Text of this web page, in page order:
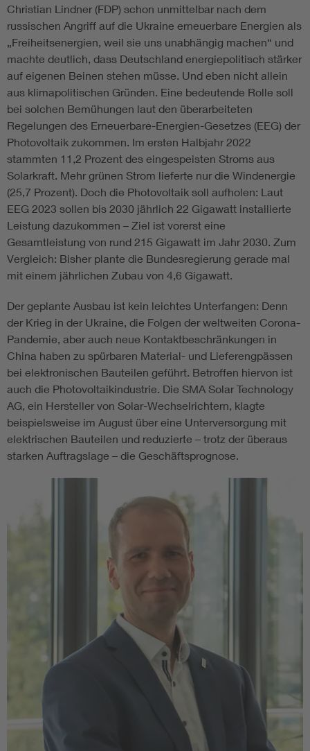
Christian Lindner (FDP) schon unmittelbar nach dem
russischen Angriff auf die Ukraine erneuerbare Energien als
„Freiheitsenergien, weil sie uns unabhängig machen“ und
machte deutlich, dass Deutschland energiepolitisch stärker
auf eigenen Beinen stehen müsse. Und eben nicht allein
aus klimapolitischen Gründen. Eine bedeutende Rolle soll
bei solchen Bemühungen laut den überarbeiteten
Regelungen des Erneuerbare-Energien-Gesetzes (EEG) der
Photovoltaik zukommen. Im ersten Halbjahr 2022
stammten 11,2 Prozent des eingespeisten Stroms aus
Solarkraft. Mehr grünen Strom lieferte nur die Windenergie
(25,7 Prozent). Doch die Photovoltaik soll aufholen: Laut
EEG 2023 sollen bis 2030 jährlich 22 Gigawatt installierte
Leistung dazukommen – Ziel ist vorerst eine
Gesamtleistung von rund 215 Gigawatt im Jahr 2030. Zum
Vergleich: Bisher plante die Bundesregierung gerade mal
mit einem jährlichen Zubau von 4,6 Gigawatt.
Der geplante Ausbau ist kein leichtes Unterfangen: Denn
der Krieg in der Ukraine, die Folgen der weltweiten Corona-
Pandemie, aber auch neue Kontaktbeschränkungen in
China haben zu spürbaren Material- und Lieferengpässen
bei elektronischen Bauteilen geführt. Betroffen hiervon ist
auch die Photovoltaikindustrie. Die SMA Solar Technology
AG, ein Hersteller von Solar-Wechselrichtern, klagte
beispielsweise im August über eine Unterversorgung mit
elektrischen Bauteilen und reduzierte – trotz der überaus
starken Auftragslage – die Geschäftsprognose.